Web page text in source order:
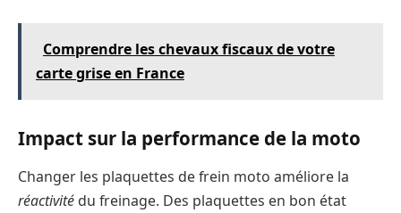
Comprendre les chevaux fiscaux de votre
carte grise en France
Impact sur la performance de la moto
Changer les plaquettes de frein moto améliore la
réactivité du freinage. Des plaquettes en bon état